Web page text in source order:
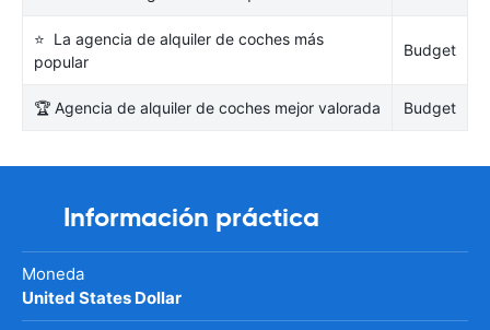
⭐ La agencia de alquiler de coches más
popular
Budget
🏆 Agencia de alquiler de coches mejor valorada Budget
Información práctica
Moneda
United States Dollar